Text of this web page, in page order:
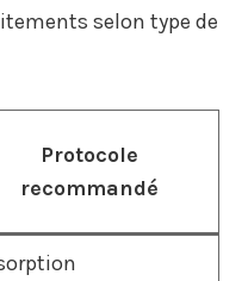
selon type de
Protocole
recommandé